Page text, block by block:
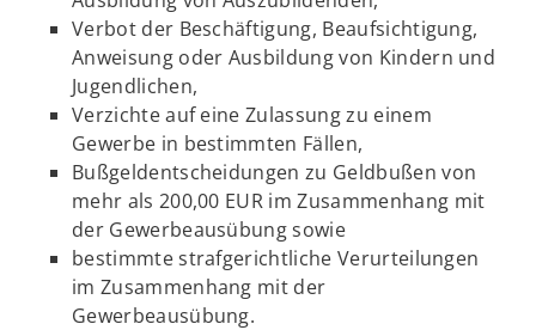
Verbot der Beschäftigung, Beaufsichtigung,
Anweisung oder Ausbildung von Kindern und
Jugendlichen,
Verzichte auf eine Zulassung zu einem
Gewerbe in bestimmten Fällen,
Bußgeldentscheidungen zu Geldbußen von
mehr als 200,00 EUR im Zusammenhang mit
der Gewerbeausübung sowie
bestimmte strafgerichtliche Verurteilungen
im Zusammenhang mit der
Gewerbeausübung.